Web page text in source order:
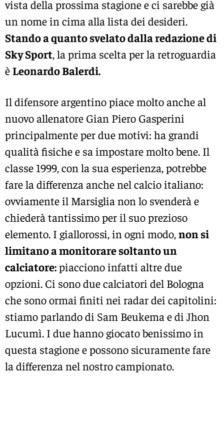
vista della prossima stagione e ci sarebbe già
un nome in cima alla lista dei desideri.
Stando a quanto svelato dalla redazione di
Sky Sport, la prima scelta per la retroguardia
èLeonardo Balerdi.
Il difensore argentino piace molto anche al
nuovo allenatore Gian Piero Gasperini
principalmente per due motivi: ha grandi
qualità fisiche e sa impostare molto bene. Il
classe 1999, con la sua esperienza, potrebbe
fare la differenza anche nel calcio italiano:
ovviamente il Marsiglia non lo svenderà e
chiederà tantissimo per il suo prezioso
elemento. I giallorossi, in ogni modo, non si
limitano a monitorare soltanto un
calciatore:piacciono infatti altre due
opzioni. Ci sono due calciatori del Bologna
che sono ormai finiti nei radar dei capitolini:
stiamo parlando di Sam Beukema e di Jhon
Lucumì. I due hanno giocato benissimo in
questa stagione e possono sicuramente fare
la differenza nel nostro campionato.